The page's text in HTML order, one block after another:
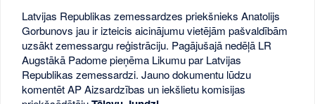
Latvijas Republikas zemessardzes priekšnieks Anatolijs
Gorbunovs jau ir izteicis aicinājumu vietējām pašvaldībām
uzsākt zemessargu reģistrāciju. Pagājušajā nedēļā LR
Augstākā Padome pieņēma Likumu par Latvijas
Republikas zemessardzi. Jauno dokumentu lūdzu
komentēt AP Aizsardzības un iekšlietu komisijas